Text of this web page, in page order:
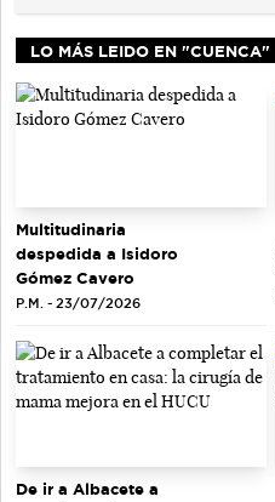
LO MÁS LEIDO EN "CUENCA"
Multitudinaria
despedida a Isidoro
Gómez Cavero
P.M. - 23/07/2026
De ir a Albacete a